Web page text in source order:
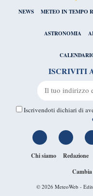
NEWS METEO IN TEMPO
ASTRONOMIA
ISCRIVITI
Iscrivendoti dichiari di
Chi siamo Redazione
© 2026 MeteoWeb -